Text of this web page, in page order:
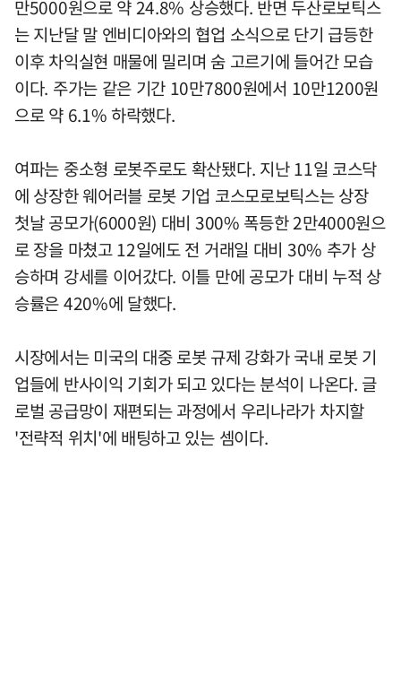
만5000원으로 약 24.8% 상승했다. 반면 두산로보틱스
는 지난달 말 엔비디아와의 협업 소식으로 단기 급등한
이후 차익실현 매물에 밀리며 숨 고르기에 들어간 모습
이다. 주가는 같은 기간 10만7800원에서 10만1200원
으로 약 6.1% 하락했다.
여파는 중소형 로봇주로도 확산됐다. 지난 11일 코스닥
에 상장한 웨어러블 로봇 기업 코스모로보틱스는 상장
첫날 공모가(6000원) 대비 300% 폭등한 2만4000원으
로 장을 마쳤고 12일에도 전 거래일 대비 30% 추가 상
승하며 강세를 이어갔다. 이틀 만에 공모가 대비 누적 상
승률은 420%에 달했다.
시장에서는 미국의 대중 로봇 규제 강화가 국내 로봇 기
업들에 반사이익 기회가 되고 있다는 분석이 나온다. 글
로벌 공급망이 재편되는 과정에서 우리나라가 차지할
'전략적 위치'에 배팅하고 있는 셈이다.